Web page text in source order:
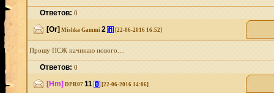
Ответов:0
[Or] Mishka Gammi 2 [i] [22-06-2016 16:52]
Прошу ПСЖ начинаю нового....
Ответов:0
[Hm] DPR07 11 [i] [22-06-2016 14:06]